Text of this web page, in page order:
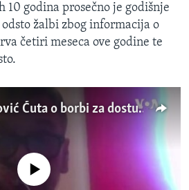
10 godina prosečno je godišnje
žalbi zbog informacija o
četiri meseca ove godine te
Aleksandar Jovanović Ćuta o borbi za dostupnost informacija iz oblasti ekologije
currently available